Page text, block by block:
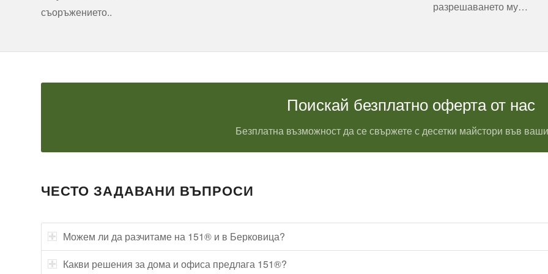
съоръжението..
разрешаването му…
Поискай безплатно оферта от нас
Безплатна възможност да се свържете с десетки майстори във
ЧЕСТО ЗАДАВАНИ ВЪПРОСИ
Можем ли да разчитаме на 151® и в Берковица?
Какви решения за дома и офиса предлага 151®?